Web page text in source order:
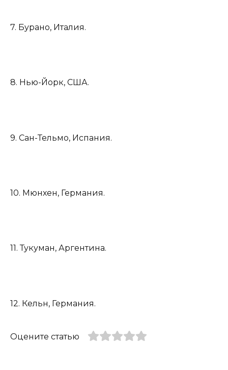
7. Бурано, Италия.
8. Нью-Йорк, США.
9. Сан-Тельмо, Испания.
10. Мюнхен, Германия.
11. Тукуман, Аргентина.
12. Кельн, Германия.
Оцените статью